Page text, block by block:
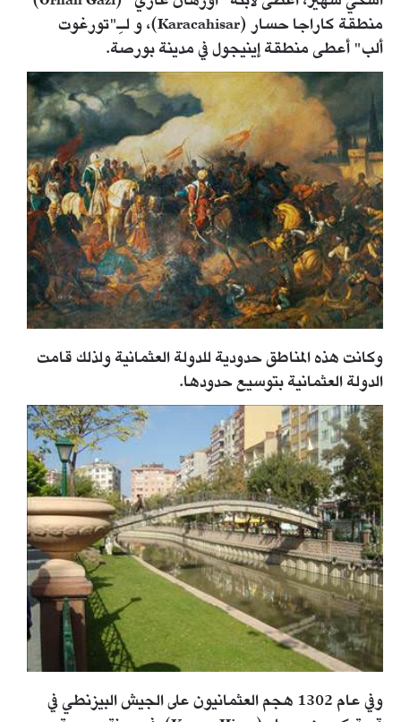
منطقة كاراجا حسار (Karacahisar)، و لـِ"تورغوت
ألب" أعطى منطقة إينيجول في مدينة بورصة.
وكانت هذه المناطق حدودية للدولة العثمانية ولذلك قامت
الدولة العثمانية بتوسيع حدودها.
وفي عام 1302 هجم العثمانيون على الجيش البيزنطي في